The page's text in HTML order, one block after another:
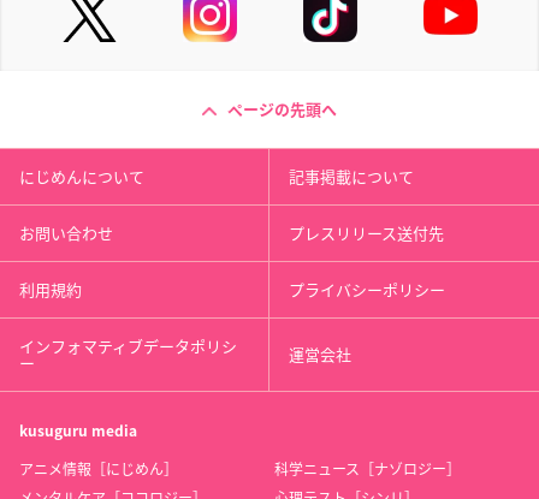
ページの先頭へ
にじめんについて 記事掲載について
お問い合わせ プレスリリース送付先
利用規約 プライバシーポリシー
インフォマティブデータポリシ
ー 運営会社
kusuguru media
アニメ情報［にじめん］
科学ニュース［ナゾロジー］